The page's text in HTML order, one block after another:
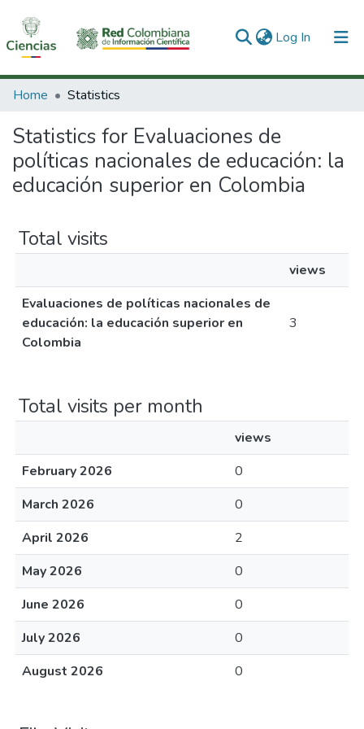
Log In (current)
Communities & Collections
All of DSpace
Home Statistics
Statistics for Evaluaciones de
políticas nacionales de educación: la
educación superior en Colombia
Total visits
views
Evaluaciones de políticas nacionales de
educación: la educación superior en
Colombia
3
Total visits per month
views
February 2026
0
March 2026
0
April 2026
2
May 2026
0
June 2026
0
July 2026
0
August 2026
0